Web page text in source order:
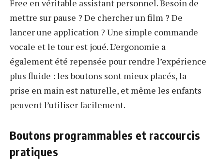
Free en véritable assistant personnel. Besoin de
mettre sur pause ? De chercher un film ? De
lancer une application ? Une simple commande
vocale et le tour est joué. L’ergonomie a
également été repensée pour rendre l’expérience
plus fluide : les boutons sont mieux placés, la
prise en main est naturelle, et même les enfants
peuvent l’utiliser facilement.
Boutons programmables et raccourcis
pratiques